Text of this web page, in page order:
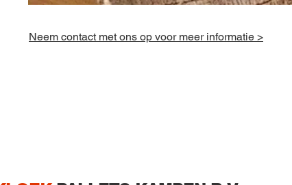
Neem contact met ons op voor meer informatie >